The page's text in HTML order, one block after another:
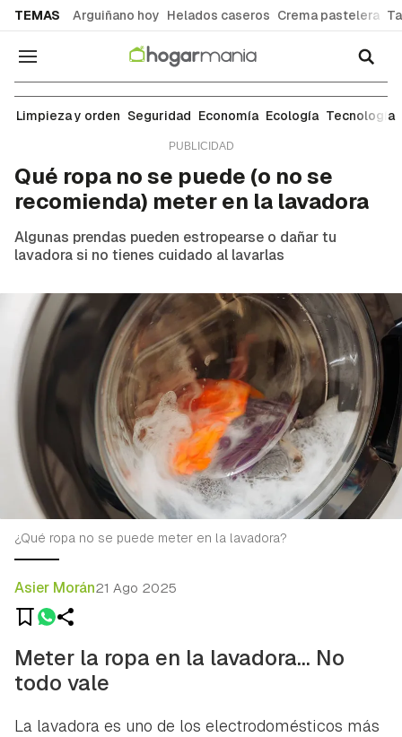
TEMAS Arguiñano hoy Helados caseros Crema pastelera
Navegación
Limpieza y orden
Limpieza y orden Seguridad Economía Ecología Tecnología
Qué ropa no se puede (o no se
recomienda) meter en la lavadora
Algunas prendas pueden estropearse o dañar tu
lavadora si no tienes cuidado al lavarlas
¿Qué ropa no se puede meter en la lavadora?
Asier Morán21 Ago 2025
Meter la ropa en la lavadora… No
todo vale
La lavadora es uno de los electrodomésticos más